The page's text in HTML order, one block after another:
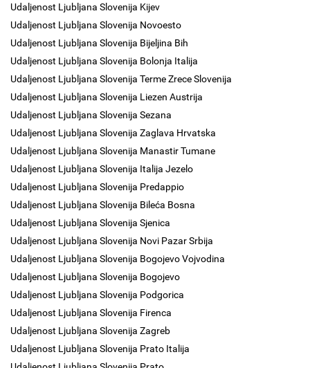
Udaljenost Ljubljana Slovenija Kijev
Udaljenost Ljubljana Slovenija Novoesto
Udaljenost Ljubljana Slovenija Bijeljina Bih
Udaljenost Ljubljana Slovenija Bolonja Italija
Udaljenost Ljubljana Slovenija Terme Zrece Slovenija
Udaljenost Ljubljana Slovenija Liezen Austrija
Udaljenost Ljubljana Slovenija Sezana
Udaljenost Ljubljana Slovenija Zaglava Hrvatska
Udaljenost Ljubljana Slovenija Manastir Tumane
Udaljenost Ljubljana Slovenija Italija Jezelo
Udaljenost Ljubljana Slovenija Predappio
Udaljenost Ljubljana Slovenija Bileća Bosna
Udaljenost Ljubljana Slovenija Sjenica
Udaljenost Ljubljana Slovenija Novi Pazar Srbija
Udaljenost Ljubljana Slovenija Bogojevo Vojvodina
Udaljenost Ljubljana Slovenija Bogojevo
Udaljenost Ljubljana Slovenija Podgorica
Udaljenost Ljubljana Slovenija Firenca
Udaljenost Ljubljana Slovenija Zagreb
Udaljenost Ljubljana Slovenija Prato Italija